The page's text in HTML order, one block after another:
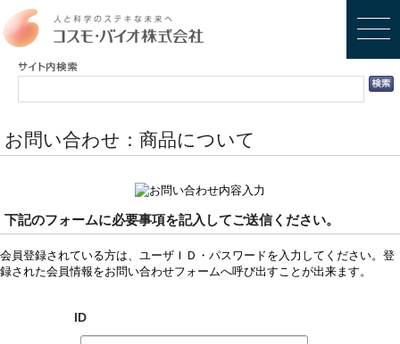
お問い合わせ：商品について
下記のフォームに必要事項を記入してご送信ください。
会員登録されている方は、ユーザＩＤ・パスワードを入力してください。登
録された会員情報をお問い合わせフォームへ呼び出すことが出来ます。
ID